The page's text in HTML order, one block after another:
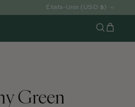
Pays/Région
États-Unis (USD $)
Recherche
Chariot
Green